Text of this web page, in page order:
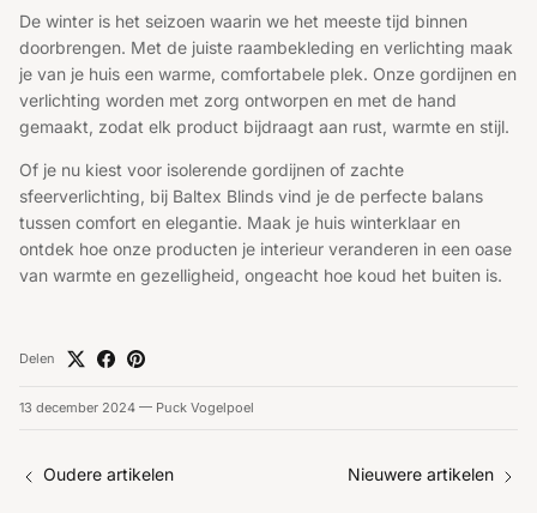
De winter is het seizoen waarin we het meeste tijd binnen
doorbrengen. Met de juiste raambekleding en verlichting maak
je van je huis een warme, comfortabele plek. Onze gordijnen en
verlichting worden met zorg ontworpen en met de hand
gemaakt, zodat elk product bijdraagt aan rust, warmte en stijl.
Of je nu kiest voor isolerende gordijnen of zachte
sfeerverlichting, bij Baltex Blinds vind je de perfecte balans
tussen comfort en elegantie. Maak je huis winterklaar en
ontdek hoe onze producten je interieur veranderen in een oase
van warmte en gezelligheid, ongeacht hoe koud het buiten is.
Delen
13 december 2024 — Puck Vogelpoel
Oudere artikelen Nieuwere artikelen